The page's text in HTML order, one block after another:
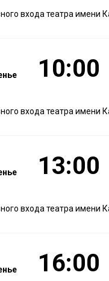
входа театра имени
10:00
входа театра имени
13:00
входа театра имени
16:00